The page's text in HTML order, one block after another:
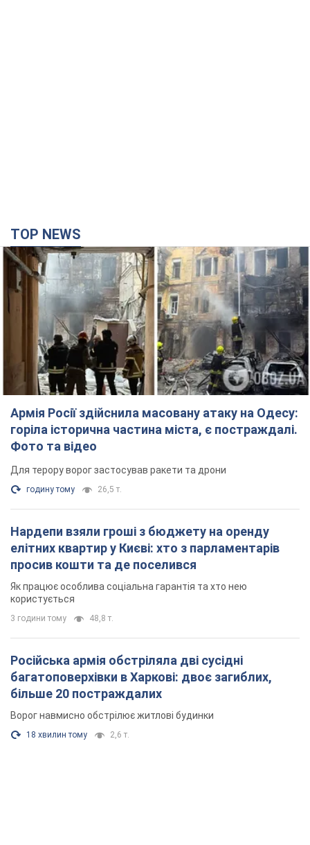
TOP NEWS
Армія Росії здійснила масовану атаку на Одесу:
горіла історична частина міста, є постраждалі.
Фото та відео
Для терору ворог застосував ракети та дрони
годину тому 26,5 т.
Нардепи взяли гроші з бюджету на оренду
елітних квартир у Києві: хто з парламентарів
просив кошти та де поселився
Як працює особлива соціальна гарантія та хто нею
користується
3 години тому 48,8 т.
Російська армія обстріляла дві сусідні
багатоповерхівки в Харкові: двоє загиблих,
більше 20 постраждалих
Ворог навмисно обстрілює житлові будинки
18 хвилин тому 2,6 т.